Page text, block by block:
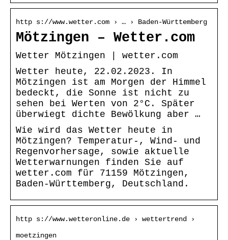
http s://www.wetter.com › … › Baden-Württemberg
Mötzingen – Wetter.com
Wetter Mötzingen | wetter.com
Wetter heute, 22.02.2023. In
Mötzingen ist am Morgen der Himmel
bedeckt, die Sonne ist nicht zu
sehen bei Werten von 2°C. Später
überwiegt dichte Bewölkung aber …
Wie wird das Wetter heute in
Mötzingen? Temperatur-, Wind- und
Regenvorhersage, sowie aktuelle
Wetterwarnungen finden Sie auf
wetter.com für 71159 Mötzingen,
Baden-Württemberg, Deutschland.
http s://www.wetteronline.de › wettertrend ›
moetzingen